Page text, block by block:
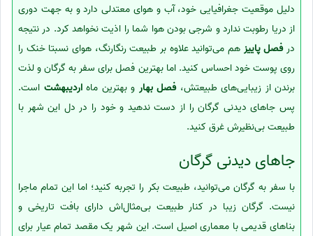
دلیل موقعیت جغرافیایی خود، آب و هوای معتدلی دارد و به جهت دوری
از دریا رطوبت ندارد و شرجی بودن هوا شما را اذیت نخواهد کرد. در نتیجه
درفصل پاییز هم می‌توانید علاوه بر طبیعت رنگارنگ، هوای نسبتا خنک را
روی پوست خود احساس کنید. اما بهترین فصل برای سفر به گرگان و لذت
برندن از زیبایی‌های طبیعتش،فصل بهار و بهترین ماهاردیبهشت است.
پس جاهای دیدنی گرگان را از دست ندهید و خود را در دل این شهر با
طبیعت بی‌نظیرش غرق کنید.
جاهای دیدنی گرگان
با سفر به گرگان می‌توانید، طبیعت بکر را تجربه کنید؛ اما این تمام ماجرا
نیست. گرگان زیبا در کنار طبیعت بی‌مثال‌اش دارای بافت تاریخی و
بناهای قدیمی با معماری اصیل است. این شهر یک مقصد تمام عیار برای